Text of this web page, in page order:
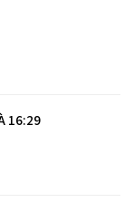
16:29